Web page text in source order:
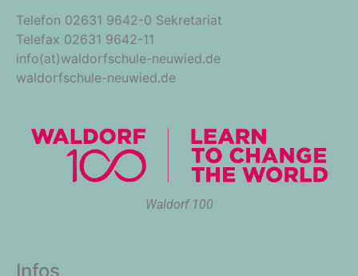
Telefon 02631 9642-0 Sekretariat
Telefax 02631 9642-11
info(at)waldorfschule-neuwied.de
waldorfschule-neuwied.de
Waldorf 100
Infos